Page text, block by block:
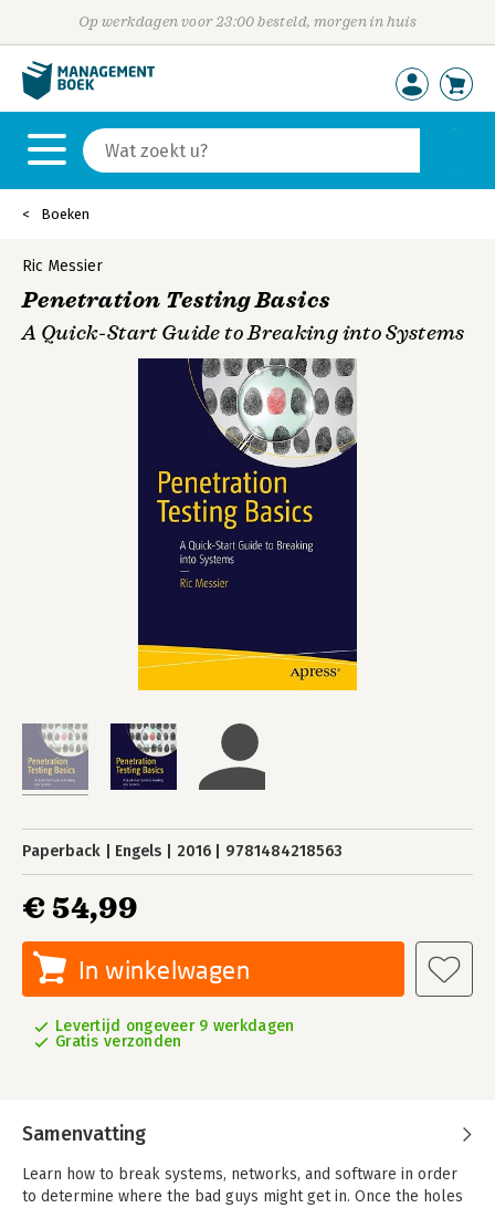
Op werkdagen voor 23:00 besteld, morgen in huis
Boeken
Ric Messier
Penetration Testing Basics
A Quick-Start Guide to Breaking into Systems
Paperback Engels 2016 9781484218563
€ 54,99
In winkelwagen
Levertijd ongeveer 9 werkdagen
Gratis verzonden
Samenvatting
Learn how to break systems, networks, and software in order
to determine where the bad guys might get in. Once the holes